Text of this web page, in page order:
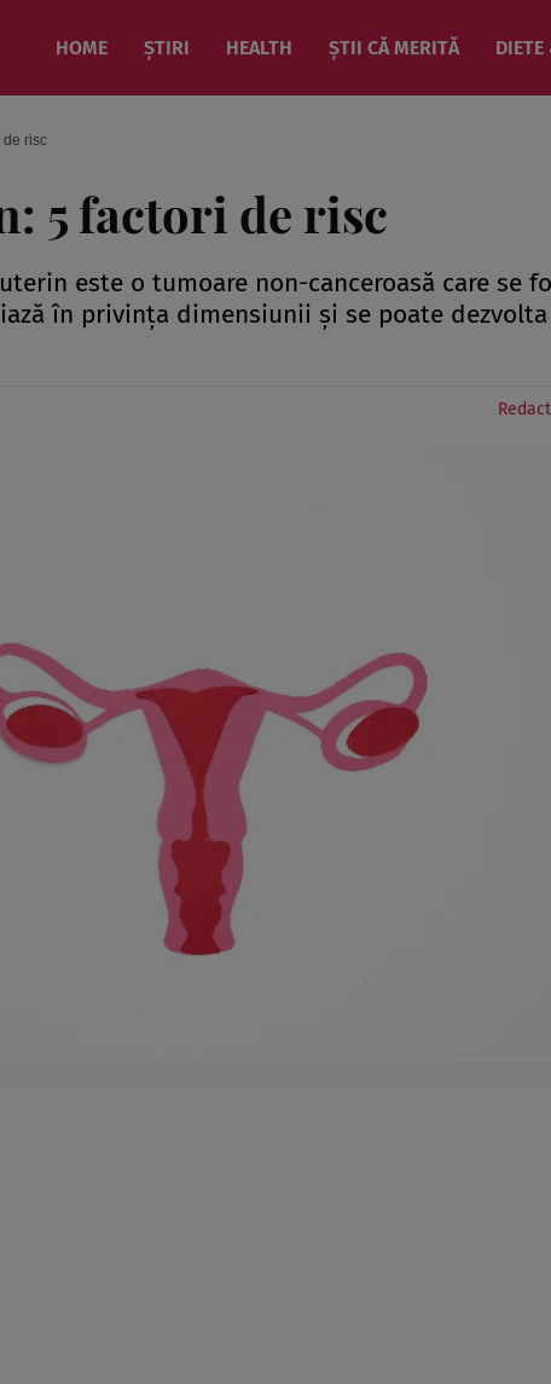
HOME ȘTIRI HEALTH ȘTII CĂ MERITĂ
de risc
5 factori de risc
este o tumoare non-canceroasă care se
în privința dimensiunii și se poate